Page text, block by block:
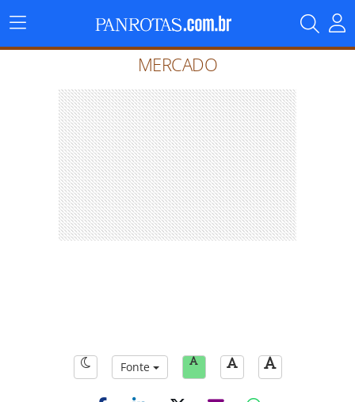
Menu
Principal
MERCADO
Fonte